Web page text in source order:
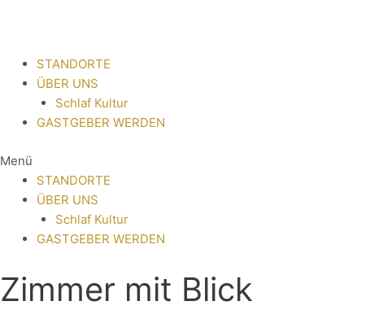
STANDORTE
ÜBER UNS
Schlaf Kultur
GASTGEBER WERDEN
Menü
STANDORTE
ÜBER UNS
Schlaf Kultur
GASTGEBER WERDEN
Zimmer mit Blick